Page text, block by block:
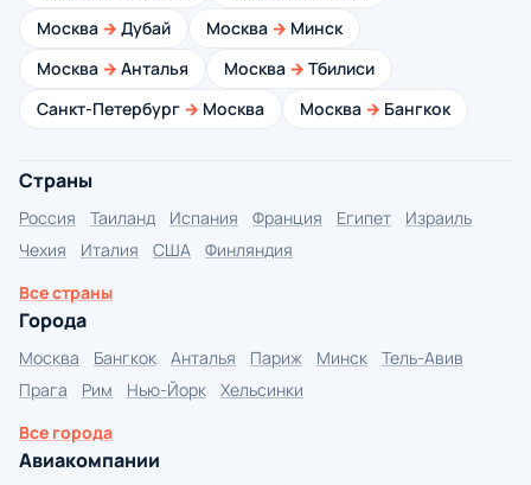
Москва → Дубай Москва → Минск
Москва → Анталья Москва → Тбилиси
Санкт-Петербург → Москва Москва → Бангкок
Страны
Россия Таиланд Испания Франция Египет
Израиль
Чехия
Италия США
Финляндия
Все страны
Города
Москва Бангкок Анталья Париж Минск
Тель-Авив
Прага
Рим Нью-Йорк
Хельсинки
Все города
Авиакомпании